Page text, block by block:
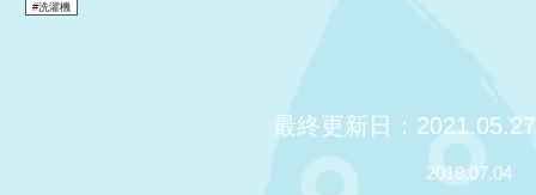
エアコン
洗濯機
2018.07.04
最終更新日：2021.05.27